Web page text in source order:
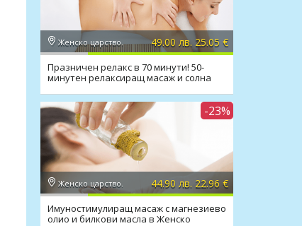
Женско царство. 49.00 лв. 25.05 €
Празничен релакс в 70 минути! 50-
минутен релаксиращ масаж и солна
-23%
Женско царство. 44.90 лв. 22.96 €
Имуностимулиращ масаж с магнезиево
олио и билкови масла в Женско